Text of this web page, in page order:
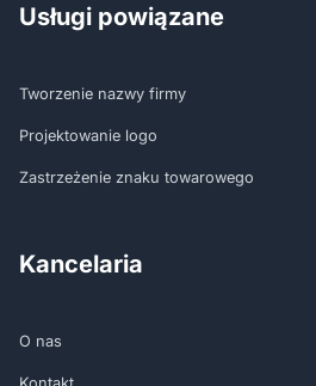
Usługi powiązane
Tworzenie nazwy firmy
Projektowanie logo
Zastrzeżenie znaku towarowego
Kancelaria
O nas